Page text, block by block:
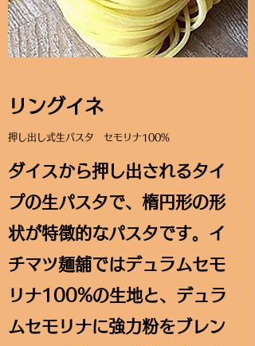
リングイネ
押し出し式生パスタ セモリナ100%
​ダイスから押し出されるタイ
プの生パスタで、楕円形の形
状が特徴的なパスタです。イ
チマツ麺舗ではデュラムセモ
リナ100%の生地と、デュラ
ムセモリナに強力粉をブレン